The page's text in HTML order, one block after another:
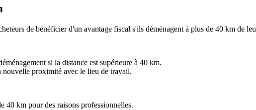
de bénéficier d'un avantage fiscal s'ils déménagent à plus de 40 km de
si la distance est supérieure à 40 km.
nouvelle proximité avec le lieu de travail.
40 km pour des raisons professionnelles.